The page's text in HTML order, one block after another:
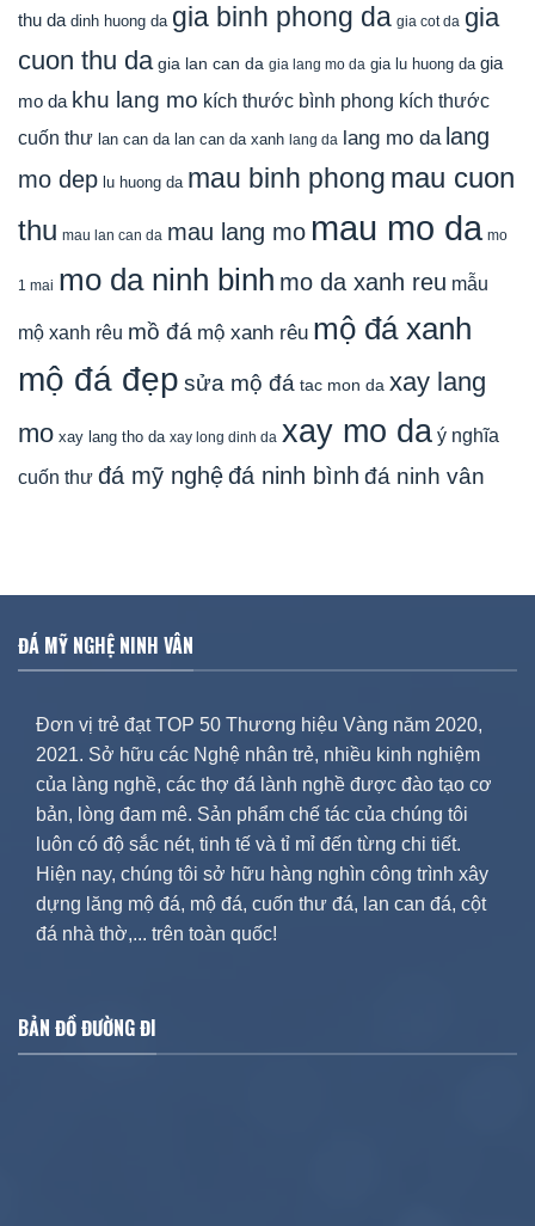
thu da dinh huong da gia binh phong da gia cot da gia
cuon thu da gia lan can da gia lang mo da gia lu huong da gia
mo da khu lang mo kích thước bình phong kích thước
cuốn thư lan can da lan can da xanh lang da lang mo da lang
mo dep lu huong da mau binh phong mau cuon
thu mau lan can da mau lang mo mau mo da mo
1 mai mo da ninh binh mo da xanh reu mẫu
mộ xanh rêu mồ đá mộ xanh rêu mộ đá xanh
mộ đá đẹp sửa mộ đá tac mon da xay lang
mo xay lang tho da xay long dinh da xay mo da ý nghĩa
cuốn thư đá mỹ nghệđá ninh bình đá ninh vân
ĐÁ MỸ NGHỆ NINH VÂN
Đơn vị trẻ đạt TOP 50 Thương hiệu Vàng năm 2020,
2021. Sở hữu các Nghệ nhân trẻ, nhiều kinh nghiệm
của làng nghề, các thợ đá lành nghề được đào tạo cơ
bản, lòng đam mê. Sản phẩm chế tác của chúng tôi
luôn có độ sắc nét, tinh tế và tỉ mỉ đến từng chi tiết.
Hiện nay, chúng tôi sở hữu hàng nghìn công trình xây
dựng lăng mộ đá, mộ đá, cuốn thư đá, lan can đá, cột
đá nhà thờ,... trên toàn quốc!
BẢN ĐỒ ĐƯỜNG ĐI